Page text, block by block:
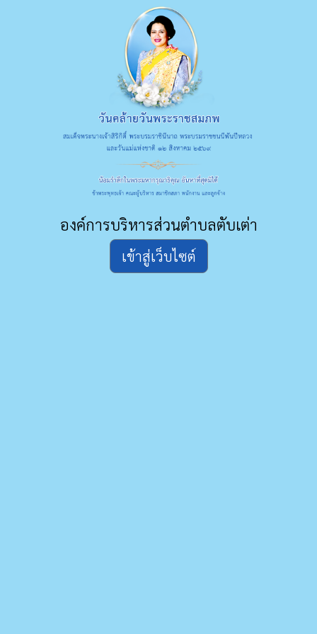
องค์การบริหารส่วนตำบลตับเต่า
เข้าสู่เว็บไซต์